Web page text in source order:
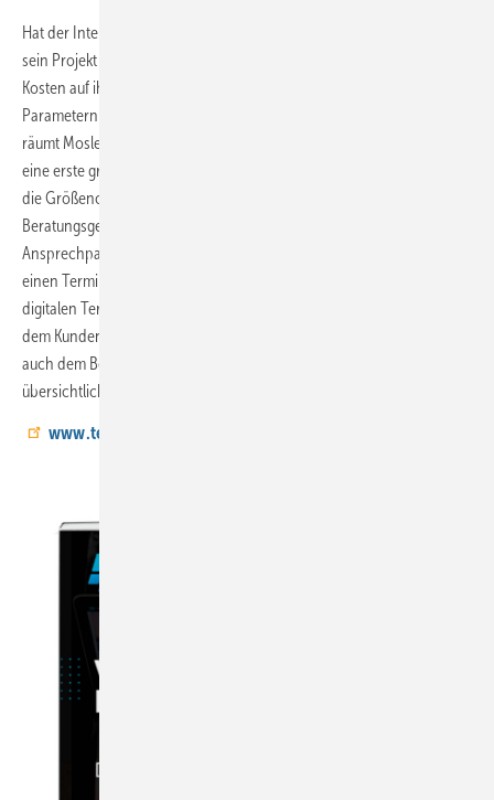
Hat der Interessent nun also eine ungefähre Vorstellung davon, wie
sein Projekt umgesetzt werden kann, will er natürlich wissen, welche
Kosten auf ihn zukommen. „Es ist klar, dass diese von etlichen
Parametern abhängen und sich nicht so einfach berechnen lassen“,
räumt Mosler ein. „Dennoch gehört ein Online-Preiskonfigurator für
eine erste grobe Kostenschätzung unbedingt dazu, damit der Kunde
die Größenordnungen kennt.“ Will der Kunde dann ein
Beratungsgespräch, sollte er zum einen wissen, wer sein
Ansprechpartner ist, und zum anderen möglichst unkompliziert an
einen Termin kommen. Mosler weiß: „Das geht am besten mit einem
digitalen Terminkalender auf der Firmen-Website. Der spart nicht nur
dem Kunden viel Zeit mit E-Mail-Verkehr und Telefonaten, sondern
auch dem Betrieb. Und damit lassen sich Termine einfach und
übersichtlich für alle planen.“
www.team-handwerk.digital.de